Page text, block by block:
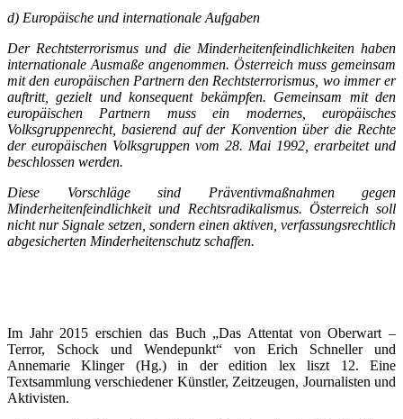
d) Europäische und internationale Aufgaben
Der Rechtsterrorismus und die Minderheitenfeindlichkeiten haben
internationale Ausmaße angenommen. Österreich muss gemeinsam
mit den europäischen Partnern den Rechtsterrorismus, wo immer er
auftritt, gezielt und konsequent bekämpfen. Gemeinsam mit den
europäischen Partnern muss ein modernes, europäisches
Volksgruppenrecht, basierend auf der Konvention über die Rechte
der europäischen Volksgruppen vom 28. Mai 1992, erarbeitet und
beschlossen werden.
Diese Vorschläge sind Präventivmaßnahmen gegen
Minderheitenfeindlichkeit und Rechtsradikalismus. Österreich soll
nicht nur Signale setzen, sondern einen aktiven, verfassungsrechtlich
abgesicherten Minderheitenschutz schaffen.
Im Jahr 2015 erschien das Buch „Das Attentat von Oberwart –
Terror, Schock und Wendepunkt“ von Erich Schneller und
Annemarie Klinger (Hg.) in der edition lex liszt 12. Eine
Textsammlung verschiedener Künstler, Zeitzeugen, Journalisten und
Aktivisten.